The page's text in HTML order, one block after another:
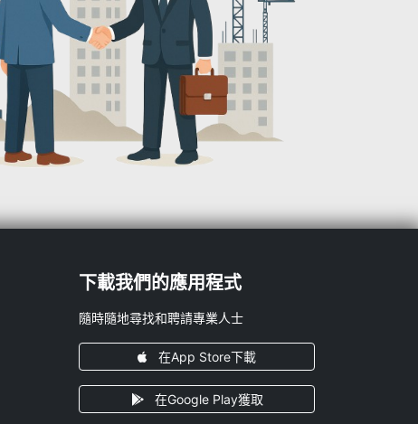
下載我們的應用程式
隨時隨地尋找和聘請專業人士
在App Store下載
在Google Play獲取